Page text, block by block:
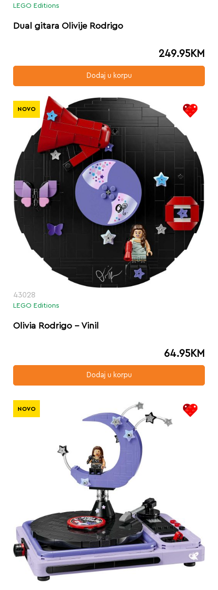
LEGO Editions
Dual gitara Olivije Rodrigo
249.95KM
Dodaj u korpu
43028
LEGO Editions
Olivia Rodrigo – Vinil
64.95KM
Dodaj u korpu
NOVO
NOVO